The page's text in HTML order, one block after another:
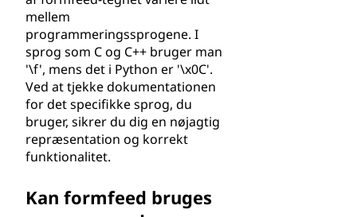
mellem
programmeringssprogene. I
sprog som C og C++ bruger man
'\f', mens det i Python er '\x0C'.
Ved at tjekke dokumentationen
for det specifikke sprog, du
bruger, sikrer du dig en nøjagtig
repræsentation og korrekt
funktionalitet.
Kan formfeed bruges